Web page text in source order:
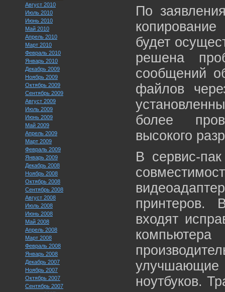
Август 2010
Июль 2010
Июнь 2010
Май 2010
Апрель 2010
Март 2010
Февраль 2010
Январь 2010
Декабрь 2009
Ноябрь 2009
Октябрь 2009
Сентябрь 2009
Август 2009
Июль 2009
Июнь 2009
Май 2009
Апрель 2009
Март 2009
Февраль 2009
Январь 2009
Декабрь 2008
Ноябрь 2008
Октябрь 2008
Сентябрь 2008
Август 2008
Июль 2008
Июнь 2008
Май 2008
Апрель 2008
Март 2008
Февраль 2008
Январь 2008
Декабрь 2007
Ноябрь 2007
Октябрь 2007
Сентябрь 2007
По
будет
решена
сообщений
файлов
более
высокого
В сервис-
принтеров.
входят
ноутбуков.